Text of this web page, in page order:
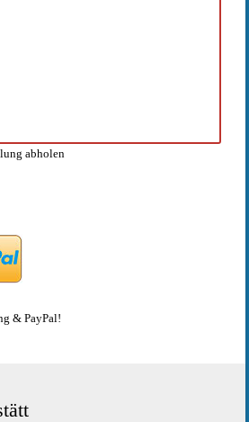
abholen
& PayPal!